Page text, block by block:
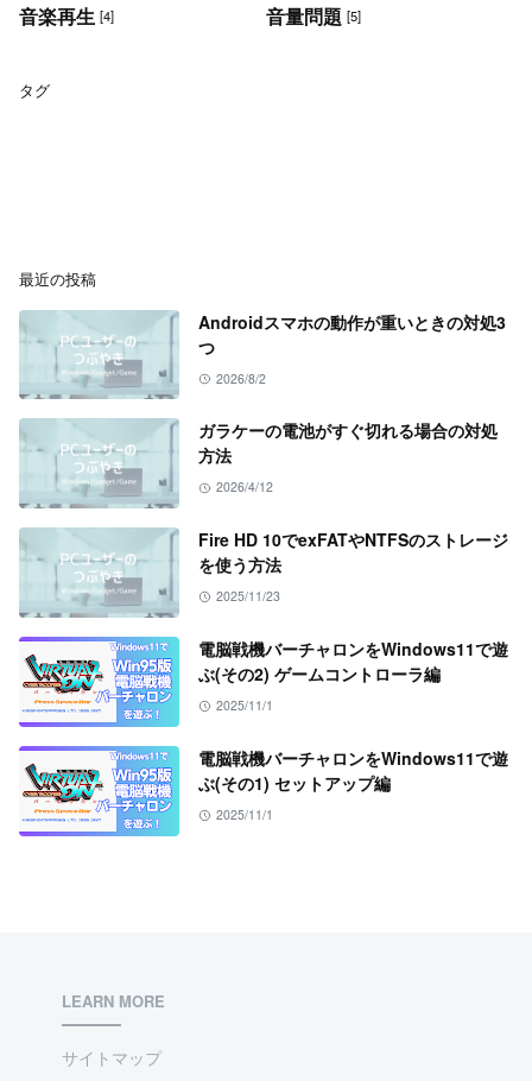
音楽再生 [4] 音量問題 [5]
タグ
最近の投稿
Androidスマホの動作が重いときの対処3
つ
2026/8/2
ガラケーの電池がすぐ切れる場合の対処
方法
2026/4/12
Fire HD 10でexFATやNTFSのストレージ
を使う方法
2025/11/23
電脳戦機バーチャロンをWindows11で遊
ぶ(その2) ゲームコントローラ編
2025/11/1
電脳戦機バーチャロンをWindows11で遊
ぶ(その1) セットアップ編
2025/11/1
LEARN MORE
サイトマップ